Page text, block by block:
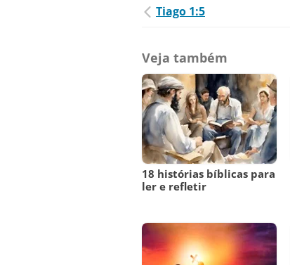
Tiago 1:5
Veja também
18 histórias bíblicas para
ler e refletir